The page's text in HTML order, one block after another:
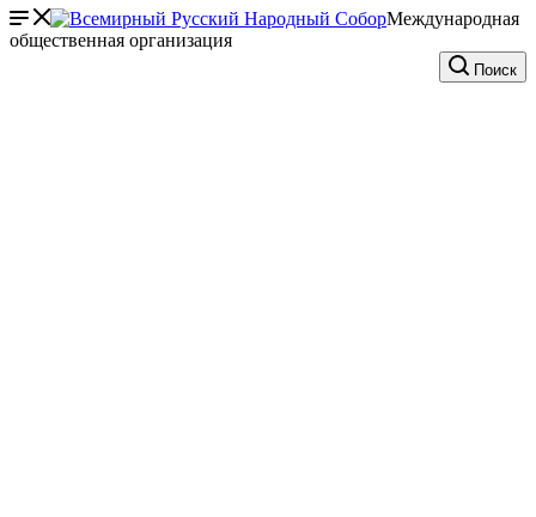
Международная
общественная организация
Поиск